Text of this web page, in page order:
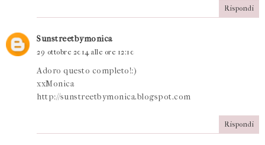
Rispondi
Sunstreetbymonica
29 ottobre 2014 alle ore 12:10
Adoro questo completo!:)
xxMonica
http://sunstreetbymonica.blogspot.com
Rispondi